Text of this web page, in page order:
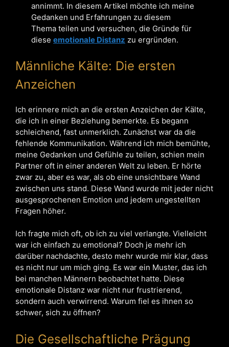
annimmt. In diesem Artikel möchte ich meine
Gedanken und Erfahrungen zu diesem
Thema teilen und versuchen, die Gründe für
dieseemotionale Distanz zu ergründen.
Männliche Kälte: Die ersten
Anzeichen
Ich erinnere mich an die ersten Anzeichen der Kälte,
die ich in einer Beziehung bemerkte. Es begann
schleichend, fast unmerklich. Zunächst war da die
fehlende Kommunikation. Während ich mich bemühte,
meine Gedanken und Gefühle zu teilen, schien mein
Partner oft in einer anderen Welt zu leben. Er hörte
zwar zu, aber es war, als ob eine unsichtbare Wand
zwischen uns stand. Diese Wand wurde mit jeder nicht
ausgesprochenen Emotion und jedem ungestellten
Fragen höher.
Ich fragte mich oft, ob ich zu viel verlangte. Vielleicht
war ich einfach zu emotional? Doch je mehr ich
darüber nachdachte, desto mehr wurde mir klar, dass
es nicht nur um mich ging. Es war ein Muster, das ich
bei manchen Männern beobachtet hatte. Diese
emotionale Distanz war nicht nur frustrierend,
sondern auch verwirrend. Warum fiel es ihnen so
schwer, sich zu öffnen?
Die Gesellschaftliche Prägung